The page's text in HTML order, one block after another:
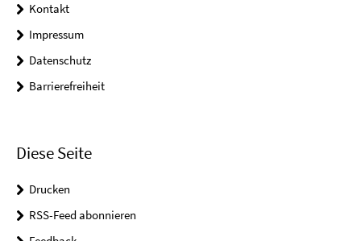
Kontakt
Impressum
Datenschutz
Barrierefreiheit
Diese Seite
Drucken
RSS-Feed abonnieren